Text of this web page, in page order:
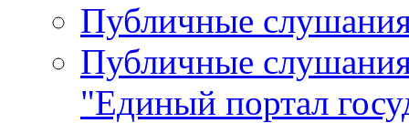
Публичные
Публичные
"Единый портал